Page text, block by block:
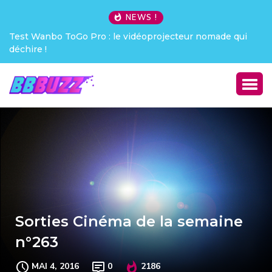
NEWS !
Test Wanbo ToGo Pro : le vidéoprojecteur nomade qui
déchire !
Sorties Cinéma de la semaine
n°263
MAI 4, 2016 0 2186